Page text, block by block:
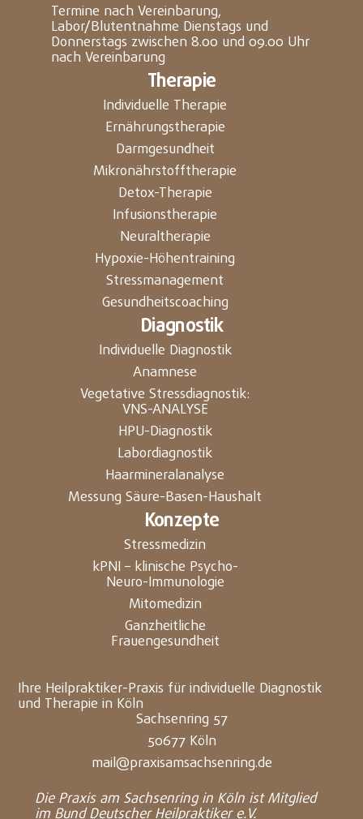
Ihre Heilpraktiker-Praxis für individuelle Diagnostik
und Therapie in Köln
Sachsenring 57
50677 Köln
mail@praxisamsachsenring.de
Die Praxis am Sachsenring in Köln ist Mitglied
im Bund Deutscher Heilpraktiker e.V.
Konzepte
Stressmedizin
kPNI – klinische Psycho-
Neuro-Immunologie
Mitomedizin
Ganzheitliche
Frauengesundheit
Diagnostik
Individuelle Diagnostik
Anamnese
Vegetative Stressdiagnostik:
VNS-ANALYSE
HPU-Diagnostik
Labordiagnostik
Haarmineralanalyse
Messung Säure-Basen-Haushalt
Therapie
Individuelle Therapie
Ernährungstherapie
Darmgesundheit
Mikronährstofftherapie
Detox-Therapie
Infusionstherapie
Neuraltherapie
Hypoxie-Höhentraining
Stressmanagement
Gesundheitscoaching
Termine nach Vereinbarung,
Labor/Blutentnahme Dienstags und
Donnerstags zwischen 8.00 und 09.00 Uhr
nach Vereinbarung